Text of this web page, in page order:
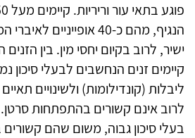
הנגיף, מהם כ-40 אופייניים
ישיר, לרוב בקיום יחסי מין. בין הזנים
קיימים זנים הנחשבים לבעלי סיכון
ליבלות (קונדילומות) ולשינויים
לרוב אינם קשורים בהתפתחות
בעלי סיכון גבוה, משום שהם